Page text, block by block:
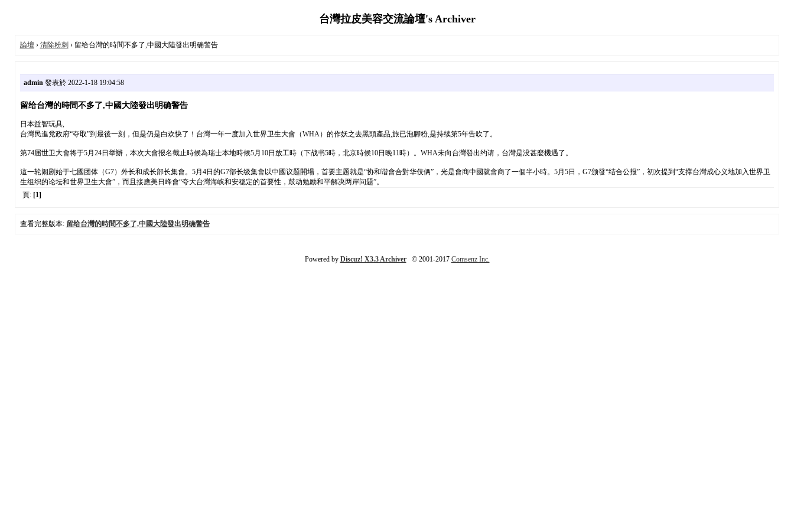
台灣拉皮美容交流論壇's Archiver
論壇› 清除粉刺 › 留给台灣的時間不多了,中國大陸發出明确警告
admin發表於 2022-1-18 19:04:58
留给台灣的時間不多了,中國大陸發出明确警告
日本益智玩具,
台灣民進党政府“夺取”到最後一刻，但是仍是白欢快了！台灣一年一度加入世界卫生大會（WHA）的作妖之去黑頭產品,旅已泡腳粉,是持续第5年告吹了。
第74届世卫大會将于5月24日举辦，本次大會报名截止時候為瑞士本地時候5月10日放工時（下战书5時，北京時候10日晚11時）。WHA未向台灣發出约请，台灣是没甚麼機遇了。
這一轮闹剧始于七國团体（G7）外长和成长部长集會。5月4日的G7部长级集會以中國议题開場，首要主题就是“协和谐會合對华伎俩”，光是會商中國就會商了一個半小時。5月5日，G7颁發“结合公报”，初次提到“支撑台灣成心义地加入世界卫
生组织的论坛和世界卫生大會”，而且接應美日峰會“夸大台灣海峡和安稳定的首要性，鼓动勉励和平解决两岸问题”。
頁: [1]
查看完整版本: 留给台灣的時間不多了,中國大陸發出明确警告
Powered by Discuz! X3.3 Archiver© 2001-2017 Comsenz Inc.